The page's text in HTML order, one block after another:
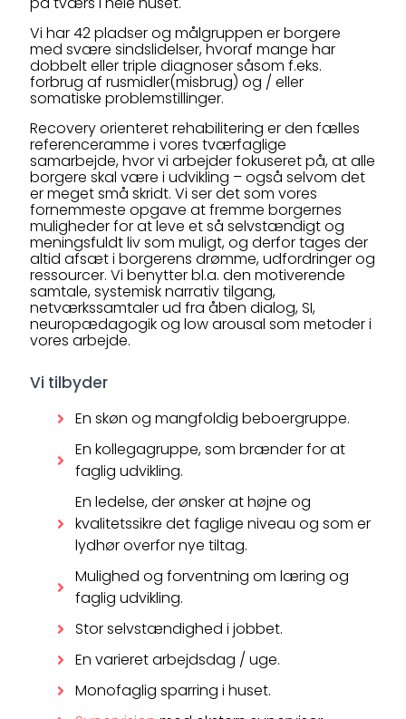
Vi har 42 pladser og målgruppen er borgere
med svære sindslidelser, hvoraf mange har
dobbelt eller triple diagnoser såsom f.eks.
forbrug af rusmidler(misbrug) og / eller
somatiske problemstillinger.
Recovery orienteret rehabilitering er den fælles
referenceramme i vores tværfaglige
samarbejde, hvor vi arbejder fokuseret på, at alle
borgere skal være i udvikling – også selvom det
er meget små skridt. Vi ser det som vores
fornemmeste opgave at fremme borgernes
muligheder for at leve et så selvstændigt og
meningsfuldt liv som muligt, og derfor tages der
altid afsæt i borgerens drømme, udfordringer og
ressourcer. Vi benytter bl.a. den motiverende
samtale, systemisk narrativ tilgang,
netværkssamtaler ud fra åben dialog, SI,
neuropædagogik og low arousal som metoder i
vores arbejde.
Vi tilbyder
En skøn og mangfoldig beboergruppe.
En kollegagruppe, som brænder for at
faglig udvikling.
En ledelse, der ønsker at højne og
kvalitetssikre det faglige niveau og som er
lydhør overfor nye tiltag.
Mulighed og forventning om læring og
faglig udvikling.
Stor selvstændighed i jobbet.
En varieret arbejdsdag / uge.
Monofaglig sparring i huset.